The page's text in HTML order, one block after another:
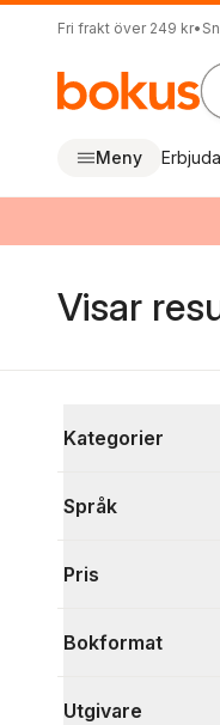
Fri frakt över 249 kr•
Meny
Visar
Kategorier
Visa fler
Språk
Pris
Bokformat
Utgivare